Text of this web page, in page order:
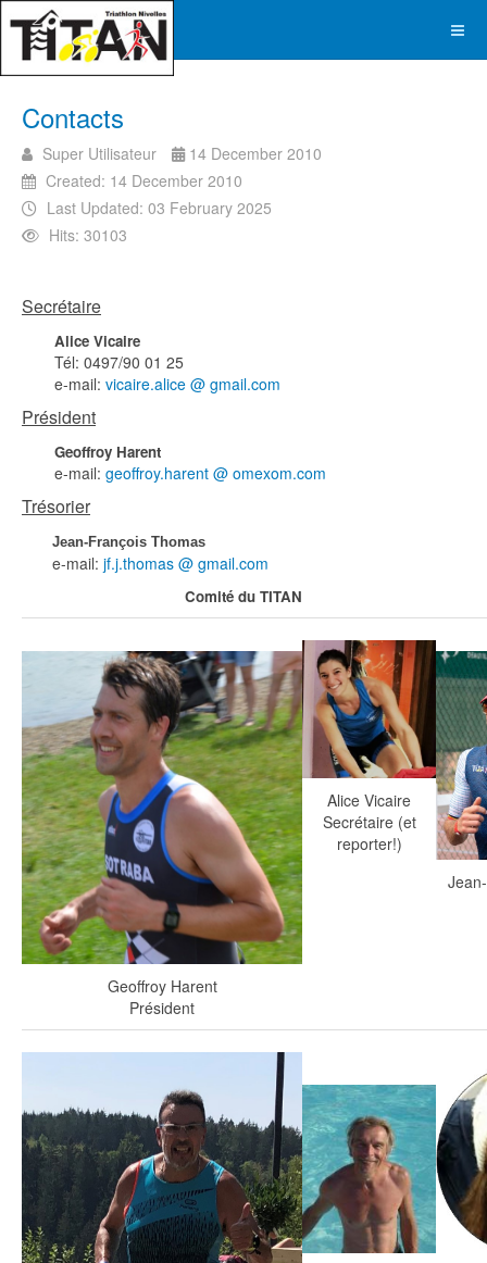
Contacts
Super Utilisateur
14 December 2010
Created: 14 December 2010
Last Updated: 03 February 2025
Hits: 30103
Secrétaire
Alice Vicaire
Tél: 0497/90 01 25
e-mail: vicaire.alice @ gmail.com
Président
Geoffroy Harent
e-mail: geoffroy.harent @ omexom.com
Trésorier
Jean-François Thomas
e-mail: jf.j.thomas @ gmail.com
Comité du TITAN
Geoffroy Harent
Président
Alice Vicaire
Secrétaire (et
reporter!)